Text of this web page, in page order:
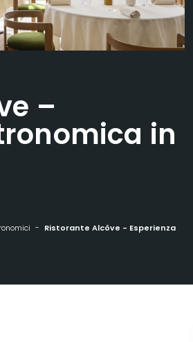
–
in
Ristorante Alcôve - Esperienza gastronomica in Champagne